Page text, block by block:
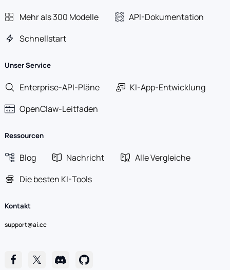
Mehr als 300 Modelle
API-Dokumentation
Schnellstart
Unser Service
Enterprise-API-Pläne
KI-App-Entwicklung
OpenClaw-Leitfaden
Ressourcen
Blog Nachricht
Alle Vergleiche
Die besten KI-Tools
Kontakt
support@ai.cc